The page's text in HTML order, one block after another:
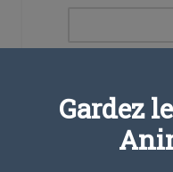
Gardez